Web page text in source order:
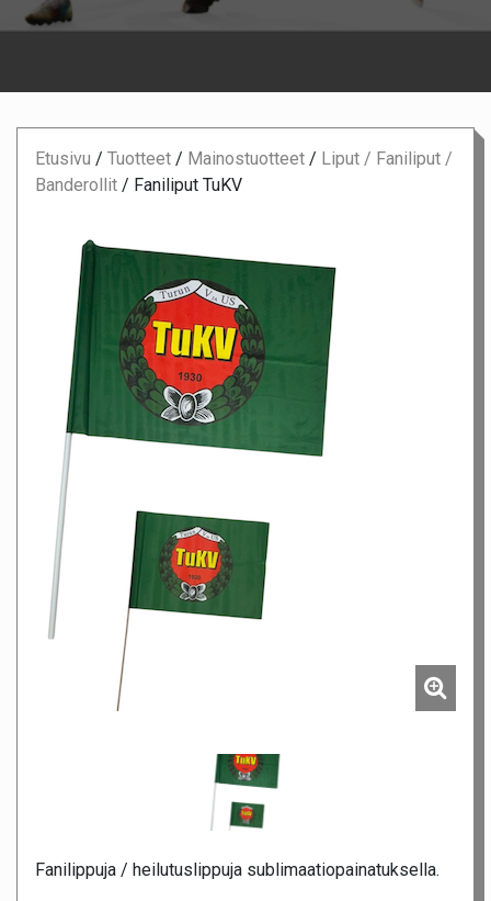
Etusivu / Tuotteet / Mainostuotteet / Liput / Faniliput /
Banderollit / Faniliput TuKV
Fanilippuja / heilutuslippuja sublimaatiopainatuksella.